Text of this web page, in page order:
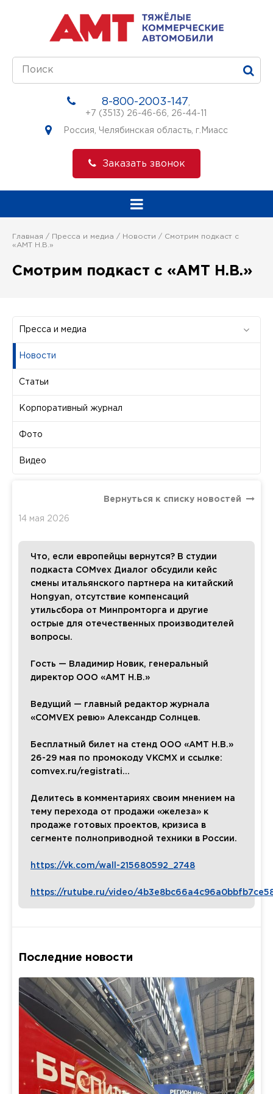
8-800-2003-147
+7 (3513) 26-46-66
26-44-11
Россия, Челябинская область, г.Миасс
Заказать звонок
Главная Пресса и медиа Новости
Смотрим подкаст с
«АМТ Н.В.»
Смотрим подкаст с «АМТ Н.В.»
Пресса и медиа
Новости
Статьи
Корпоративный журнал
Фото
Видео
14 мая 2026
Вернуться к списку новостей
Что, если европейцы вернутся? В студии
подкаста COMvex Диалог обсудили кейс
смены итальянского партнера на китайский
Hongyan, отсутствие компенсаций
утильсбора от Минпромторга и другие
острые для отечественных производителей
вопросы.
Гость — Владимир Новик, генеральный
директор ООО «АМТ Н.В.»
Ведущий — главный редактор журнала
«COMVEX ревю» Александр Солнцев.
Бесплатный билет на стенд ООО «АМТ Н.В.»
26-29 мая по промокоду VKCMX и ссылке:
comvex.ru/registrati...
Делитесь в комментариях своим мнением на
тему перехода от продажи «железа» к
продаже готовых проектов, кризиса в
сегменте полноприводной техники в России.
https://vk.com/wall-215680592_2748
https://rutube.ru/video/
Последние новости